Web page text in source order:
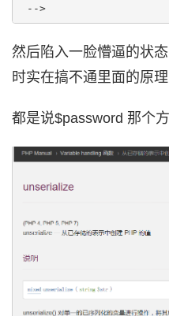
然后陷入一脸懵逼的状
时实在搞不通里面的原理
都是说$password 那个